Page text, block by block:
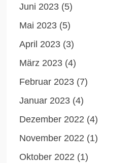
Juni 2023 (5)
Mai 2023 (5)
April 2023 (3)
März 2023 (4)
Februar 2023 (7)
Januar 2023 (4)
Dezember 2022 (4)
November 2022 (1)
Oktober 2022 (1)